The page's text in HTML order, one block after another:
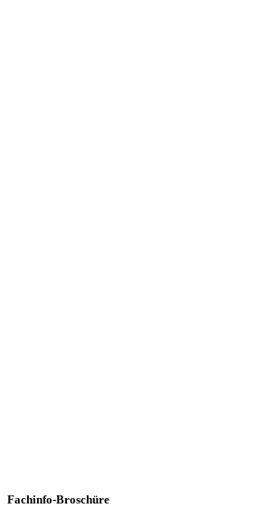
Fachinfo-Broschüre